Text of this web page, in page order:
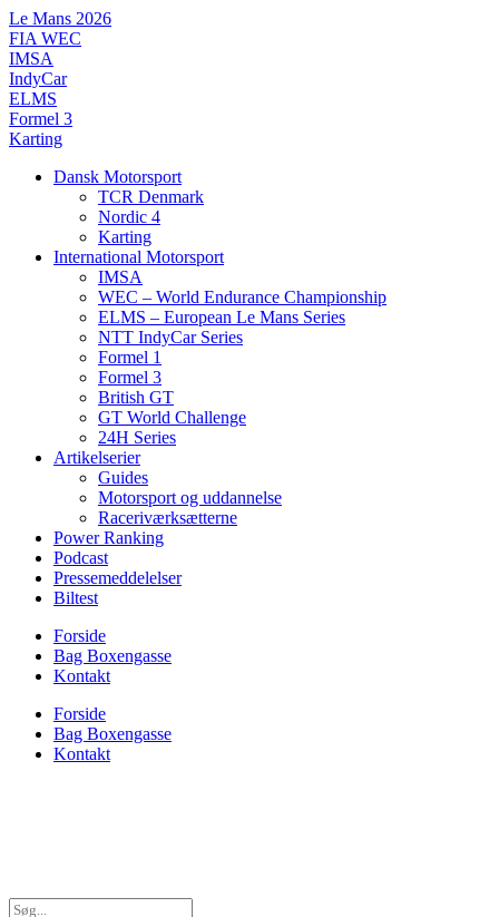
Videre
til
indhold
Le Mans 2026
FIA WEC
IMSA
IndyCar
ELMS
Formel 3
Karting
Dansk Motorsport
TCR Denmark
Nordic 4
Karting
International Motorsport
IMSA
WEC – World Endurance Championship
ELMS – European Le Mans Series
NTT IndyCar Series
Formel 1
Formel 3
British GT
GT World Challenge
24H Series
Artikelserier
Guides
Motorsport og uddannelse
Raceriværksætterne
Power Ranking
Podcast
Pressemeddelelser
Biltest
Forside
Bag Boxengasse
Kontakt
Forside
Bag Boxengasse
Kontakt